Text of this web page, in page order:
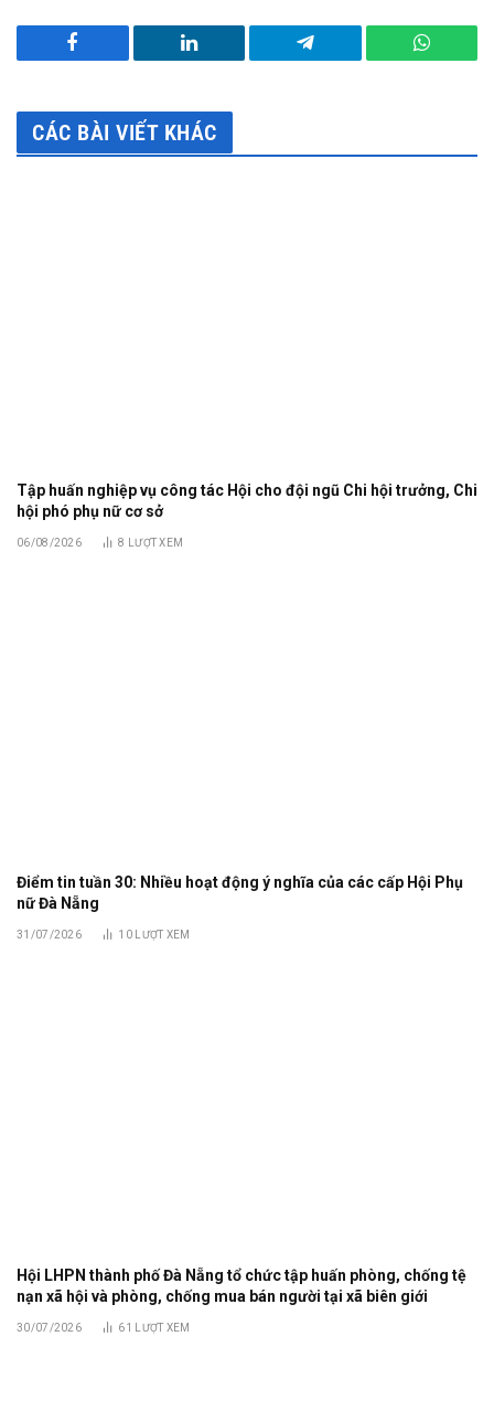
Facebook LinkedIn Telegram
CÁC BÀI VIẾT KHÁC
Tập huấn nghiệp vụ công tác Hội cho đội ngũ Chi hội trưởng, Chi
hội phó phụ nữ cơ sở
06/08/2026 8 LƯỢT XEM
Điểm tin tuần 30: Nhiều hoạt động ý nghĩa của các cấp Hội Phụ
nữ Đà Nẵng
31/07/2026 10 LƯỢT XEM
Hội LHPN thành phố Đà Nẵng tổ chức tập huấn phòng, chống tệ
nạn xã hội và phòng, chống mua bán người tại xã biên giới
30/07/2026 61 LƯỢT XEM